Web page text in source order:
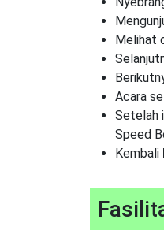
Melihat
Acara
Setelah
Speed
Kembali